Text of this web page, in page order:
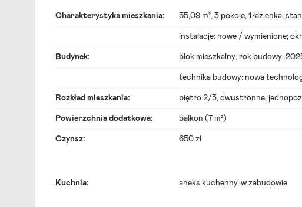
Charakterystyka mieszkania: 55,09 m², 3 pokoje, 1 łazienka;
instalacje: nowe / wymienione;
Budynek: blok mieszkalny; rok budowy:
technika budowy: nowa
Rozkład mieszkania: piętro 2/3, dwustronne,
Powierzchnia dodatkowa: balkon (7 m²)
Czynsz: 650 zł
Kuchnia: aneks kuchenny, w zabudowie